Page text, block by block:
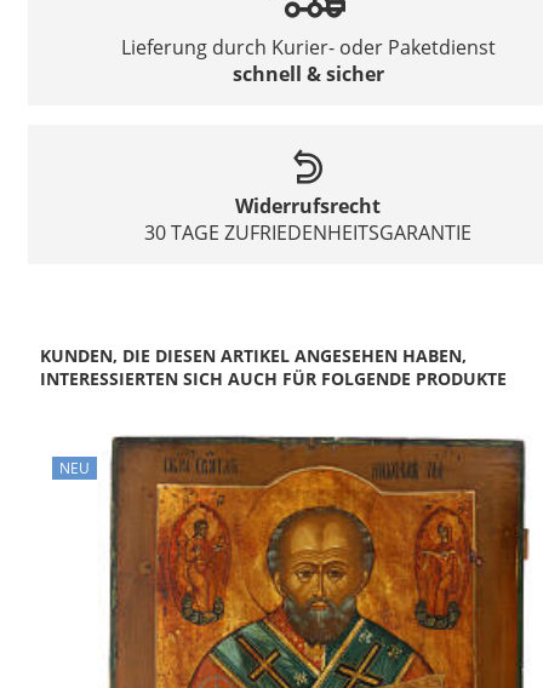
Lieferung durch Kurier- oder Paketdienst
schnell & sicher
Widerrufsrecht
30 TAGE ZUFRIEDENHEITSGARANTIE
KUNDEN, DIE DIESEN ARTIKEL ANGESEHEN HABEN,
INTERESSIERTEN SICH AUCH FÜR FOLGENDE PRODUKTE
NEU